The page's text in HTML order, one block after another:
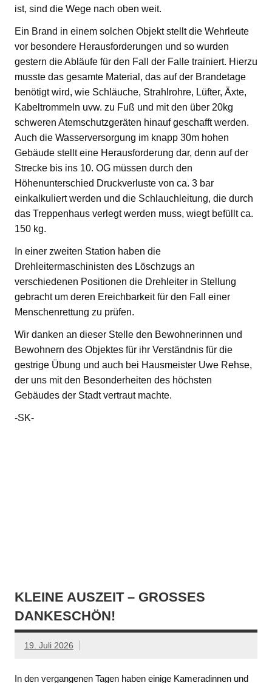
ist, sind die Wege nach oben weit.
Ein Brand in einem solchen Objekt stellt die Wehrleute
vor besondere Herausforderungen und so wurden
gestern die Abläufe für den Fall der Falle trainiert. Hierzu
musste das gesamte Material, das auf der Brandetage
benötigt wird, wie Schläuche, Strahlrohre, Lüfter, Äxte,
Kabeltrommeln uvw. zu Fuß und mit den über 20kg
schweren Atemschutzgeräten hinauf geschafft werden.
Auch die Wasserversorgung im knapp 30m hohen
Gebäude stellt eine Herausforderung dar, denn auf der
Strecke bis ins 10. OG müssen durch den
Höhenunterschied Druckverluste von ca. 3 bar
einkalkuliert werden und die Schlauchleitung, die durch
das Treppenhaus verlegt werden muss, wiegt befüllt ca.
150 kg.
In einer zweiten Station haben die
Drehleitermaschinisten des Löschzugs an
verschiedenen Positionen die Drehleiter in Stellung
gebracht um deren Ereichbarkeit für den Fall einer
Menschenrettung zu prüfen.
Wir danken an dieser Stelle den Bewohnerinnen und
Bewohnern des Objektes für ihr Verständnis für die
gestrige Übung und auch bei Hausmeister Uwe Rehse,
der uns mit den Besonderheiten des höchsten
Gebäudes der Stadt vertraut machte.
-SK-
KLEINE AUSZEIT – GROSSES D
ANKESCHÖN!
19. Juli 2026
In den vergangenen Tagen haben einige Kameradinnen und